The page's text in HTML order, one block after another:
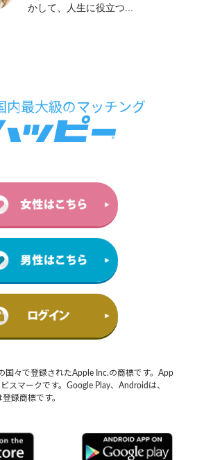
かして、人生に役立つ...
国々で登録されたApple Inc.の商標です。App
スマークです。Google Play、Androidは、
録商標です。